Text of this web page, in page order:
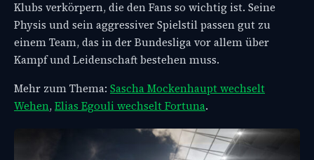
Klubs verkörpern, die den Fans so wichtig ist. Seine
Physis und sein aggressiver Spielstil passen gut zu
einem Team, das in der Bundesliga vor allem über
Kampf und Leidenschaft bestehen muss.
Mehr zum Thema: Sascha Mockenhaupt wechselt
Wehen, Elias Egouli wechselt Fortuna.